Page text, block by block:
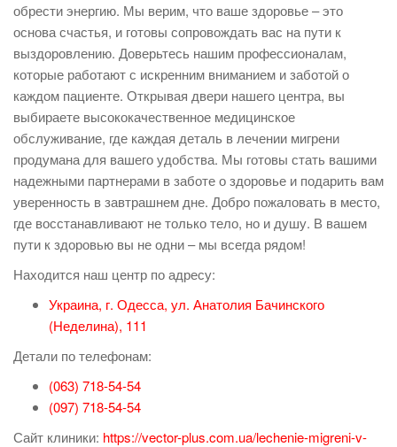
обрести энергию. Мы верим, что ваше здоровье – это
основа счастья, и готовы сопровождать вас на пути к
выздоровлению. Доверьтесь нашим профессионалам,
которые работают с искренним вниманием и заботой о
каждом пациенте. Открывая двери нашего центра, вы
выбираете высококачественное медицинское
обслуживание, где каждая деталь в лечении мигрени
продумана для вашего удобства. Мы готовы стать вашими
надежными партнерами в заботе о здоровье и подарить вам
уверенность в завтрашнем дне. Добро пожаловать в место,
где восстанавливают не только тело, но и душу. В вашем
пути к здоровью вы не одни – мы всегда рядом!
Находится наш центр по адресу:
Украина, г. Одесса, ул. Анатолия Бачинского
(Неделина), 111
Детали по телефонам:
(063) 718-54-54
(097) 718-54-54
Сайт клиники: https://vector-plus.com.ua/lechenie-migreni-v-